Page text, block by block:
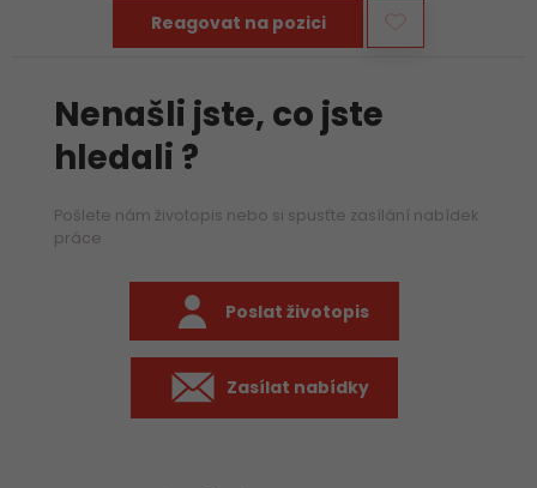
Reagovat na pozici
Nenašli jste, co jste
hledali ?
Pošlete nám životopis nebo si spusťte zasílání nabídek
práce
Poslat životopis
Zasílat nabídky